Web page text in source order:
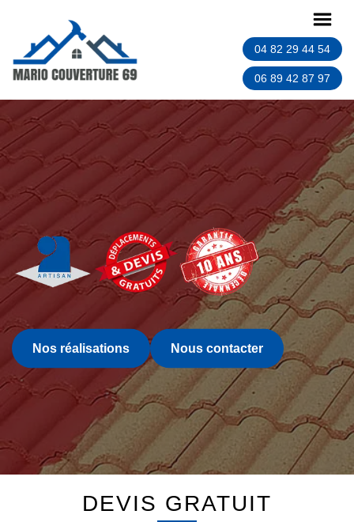
04 82 29 44 54
06 89 42 87 97
Nos réalisations Nous contacter
DEVIS GRATUIT